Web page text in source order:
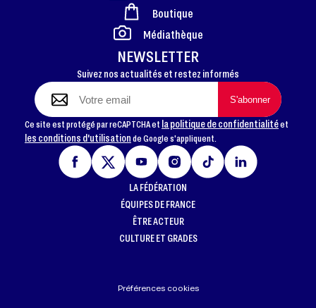
FOOTER
NEWSLETTER
Suivez nos actualités et restez informés
Ce site est protégé par reCAPTCHA et la politique de confidentialitéet
les conditions d'utilisationde Google s'appliquent.
Boutique
Médiathèque
LA FÉDÉRATION
ÉQUIPES DE FRANCE
ÊTRE ACTEUR
CULTURE ET GRADES
Préférences cookies